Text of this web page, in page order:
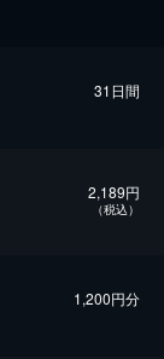
31日間
2,189円
（税込）
1,200円分